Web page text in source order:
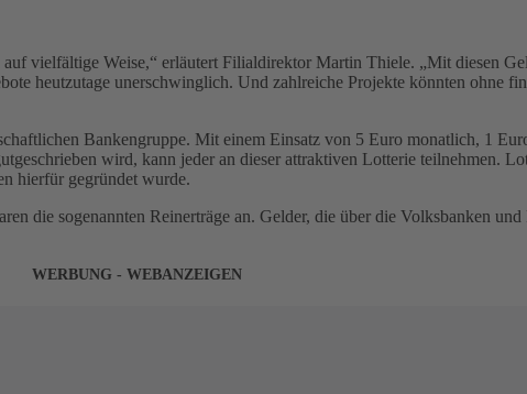
vielfältige Weise,“ erläutert Filialdirektor Martin Thiele. „Mit diesen
heutzutage unerschwinglich. Und zahlreiche Projekte könnten ohne
Bankengruppe. Mit einem Einsatz von 5 Euro monatlich, 1
wird, kann jeder an dieser attraktiven Lotterie teilnehmen.
hierfür gegründet wurde.
die sogenannten Reinerträge an. Gelder, die über die Volksbanken
WERBUNG - WEBANZEIGEN